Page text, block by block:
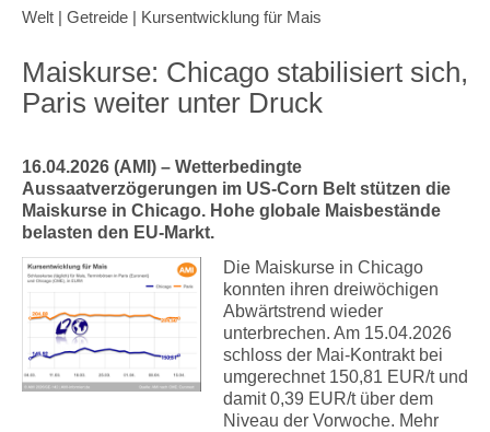
Welt | Getreide | Kursentwicklung für Mais
Maiskurse: Chicago stabilisiert sich,
Paris weiter unter Druck
16.04.2026 (AMI) – Wetterbedingte
Aussaatverzögerungen im US-Corn Belt stützen die
Maiskurse in Chicago. Hohe globale Maisbestände
belasten den EU-Markt.
Die Maiskurse in Chicago
konnten ihren dreiwöchigen
Abwärtstrend wieder
unterbrechen. Am 15.04.2026
schloss der Mai-Kontrakt bei
umgerechnet 150,81 EUR/t und
damit 0,39 EUR/t über dem
Niveau der Vorwoche. Mehr